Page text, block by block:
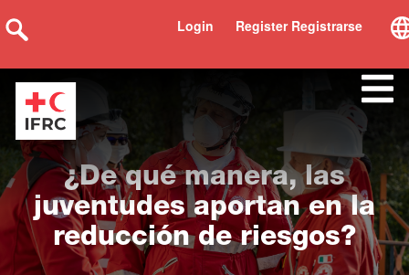
Register Registrarse
Login
¿De qué manera, las
juventudes aportan en la
reducción de riesgos?